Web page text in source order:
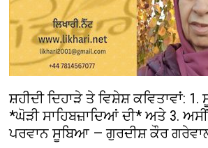
ਸ਼ਹੀਦੀ ਦਿਹਾੜੇ ਤੇ ਵਿਸ਼ੇਸ਼ ਕਵਿਤਾਵਾਂ: 1.
*ਘੋੜੀ ਸਾਹਿਬਜ਼ਾਦਿਆਂ ਦੀ* ਅਤੇ 3.
ਪਰਵਾਨ ਸੂਬਿਆ — ਗੁਰਦੀਸ਼ ਕੌਰ